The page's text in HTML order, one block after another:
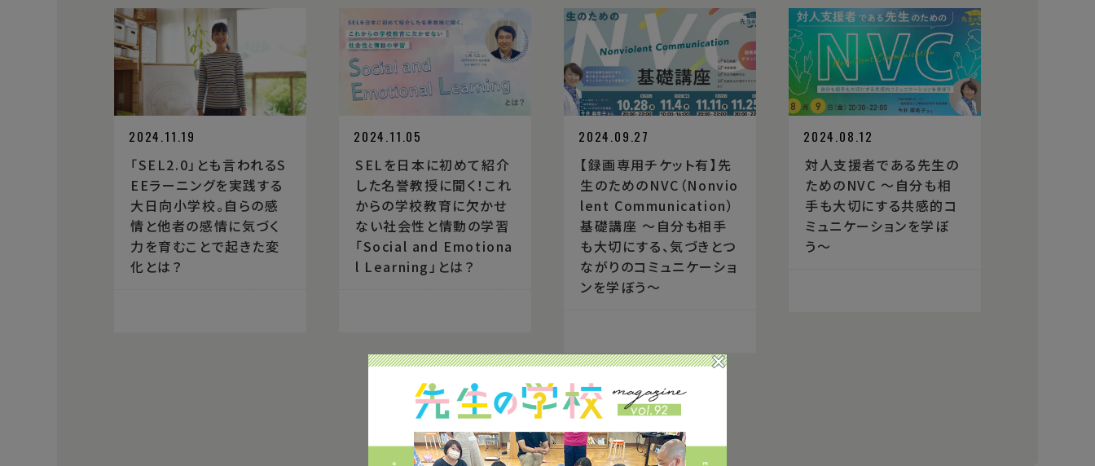
2024.11.19
「SEL2.0」とも言われるS
EEラーニングを実践する
大日向小学校。自らの感
情と他者の感情に気づく
力を育むことで起きた変
化とは？
2024.11.05
SELを日本に初めて紹介
した名誉教授に聞く！これ
からの学校教育に欠かせ
ない社会性と情動の学習
「Social and Emotiona
l Learning」とは？
2024.09.27
【録画専用チケット有】先
生のためのNVC（Nonvio
lent Communication）
基礎講座 〜自分も相手
も大切にする、気づきとつ
ながりのコミュニケーショ
ンを学ぼう〜
2024.08.12
対人支援者である先生の
ためのNVC 〜自分も相
手も大切にする共感的コ
ミュニケーションを学ぼ
う〜
1 2 3